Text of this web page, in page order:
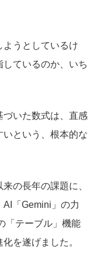
ようとしているけ
ているのか、いち
づいた数式は、直感
という、根本的な
の長年の課題に、
「Gemini」の力
「テーブル」機能
を遂げました。